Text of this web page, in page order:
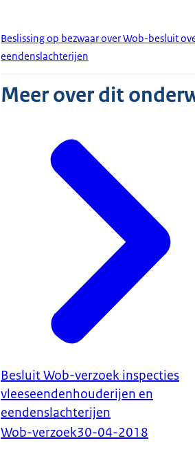
Beslissing op bezwaar over Wob-besluit
eendenslachterijen
Meer over dit
Besluit Wob-verzoek inspecties
vleeseendenhouderijen en
eendenslachterijen
Wob-verzoek30-04-2018